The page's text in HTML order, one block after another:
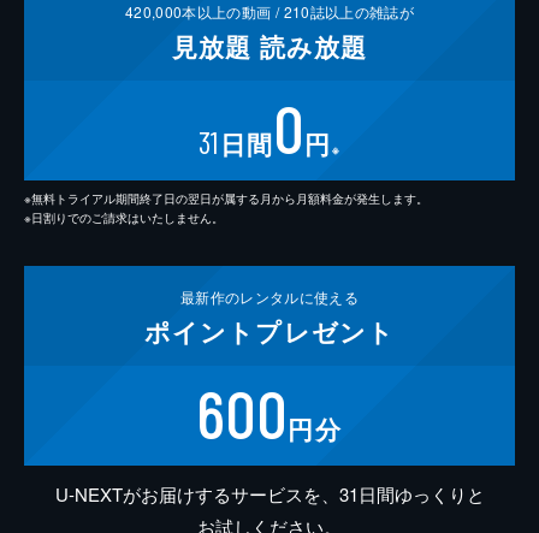
420,000本以上の動画 /210誌以上の雑誌が
見放題 読み放題
31 日間0円 ※
※無料トライアル期間終了日の翌日が属する月から月額料金が発生します。
※日割りでのご請求はいたしません。
最新作のレンタルに使える
ポイント プレゼント
600円分
U-NEXTがお届けするサービスを、31日間ゆっくりと
お試しください。